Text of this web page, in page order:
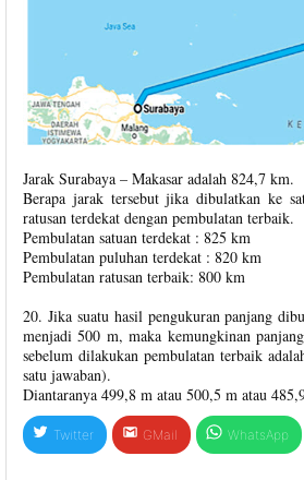
Jarak Surabaya – Makasar adalah 824,7 km.
Berapa jarak tersebut jika dibulatkan ke
ratusan terdekat dengan pembulatan terbaik.
Pembulatan satuan terdekat : 825 km
Pembulatan puluhan terdekat : 820 km
Pembulatan ratusan terbaik: 800 km
20. Jika suatu hasil pengukuran panjang
menjadi 500 m, maka kemungkinan
sebelum dilakukan pembulatan terbaik
satu jawaban).
Diantaranya 499,8 m atau 500,5 m atau
Twitter GMail WhatsApp